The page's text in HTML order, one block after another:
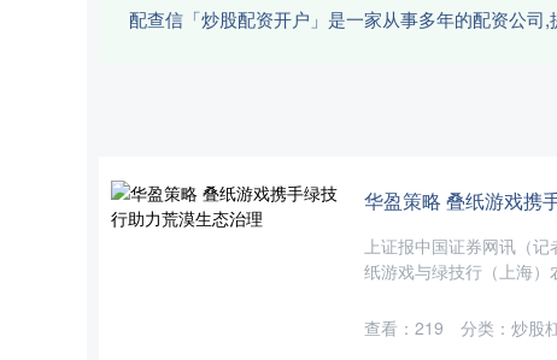
配查信「炒股配资开户」是一家从事多年的配资公
华盈策略 叠纸游戏携
上证报中国证券网讯（
纸游戏与绿技行（上海）
查看： 219 分类： 炒股